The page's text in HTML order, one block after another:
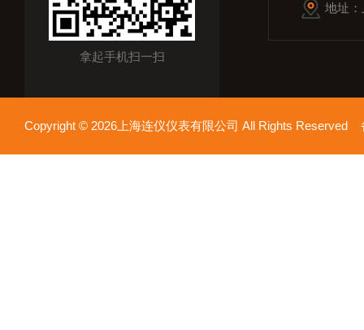
拿起手机扫一扫
地址
Copyright © 2026上海连仪仪表有限公司 All Rights Reserved